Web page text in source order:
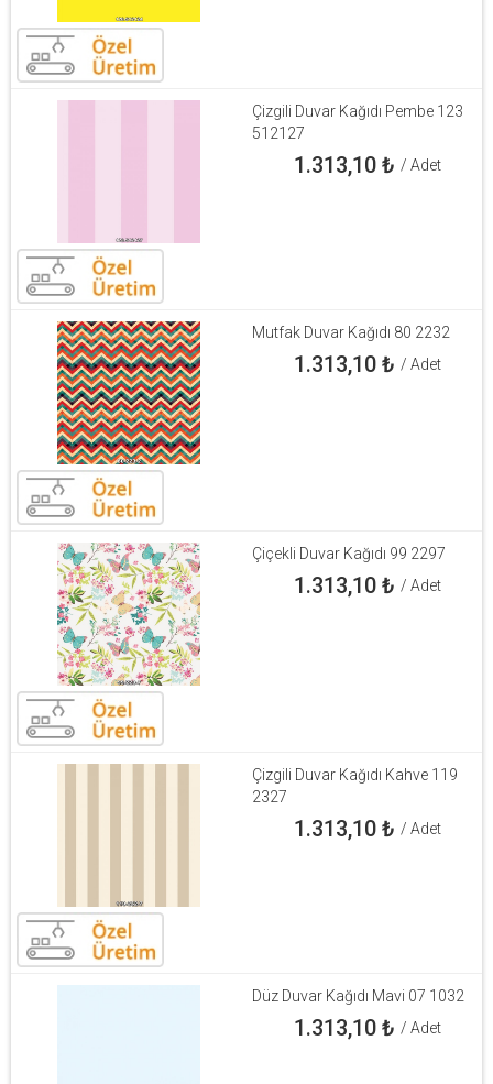
Çizgili Duvar Kağıdı Pembe 123
512127
1.313,10₺ / Adet
Mutfak Duvar Kağıdı 80 2232
1.313,10₺ / Adet
Çiçekli Duvar Kağıdı 99 2297
1.313,10₺ / Adet
Çizgili Duvar Kağıdı Kahve 119
2327
1.313,10₺ / Adet
Düz Duvar Kağıdı Mavi 07 1032
1.313,10₺ / Adet